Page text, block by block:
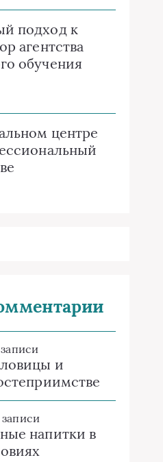
подход к
агентства
обучения
центре
и
записи
напитки в